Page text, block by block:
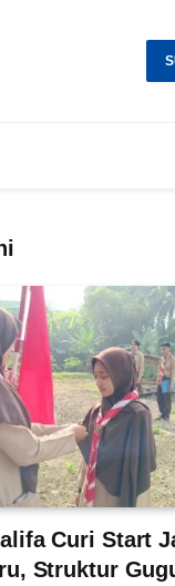
Curi Start
Struktur